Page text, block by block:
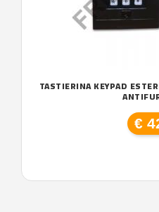
TASTIERINA KEYPAD
€